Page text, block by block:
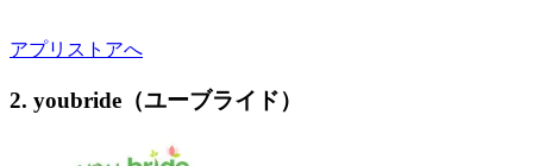
アプリストアへ
2. youbride（ユーブライド）